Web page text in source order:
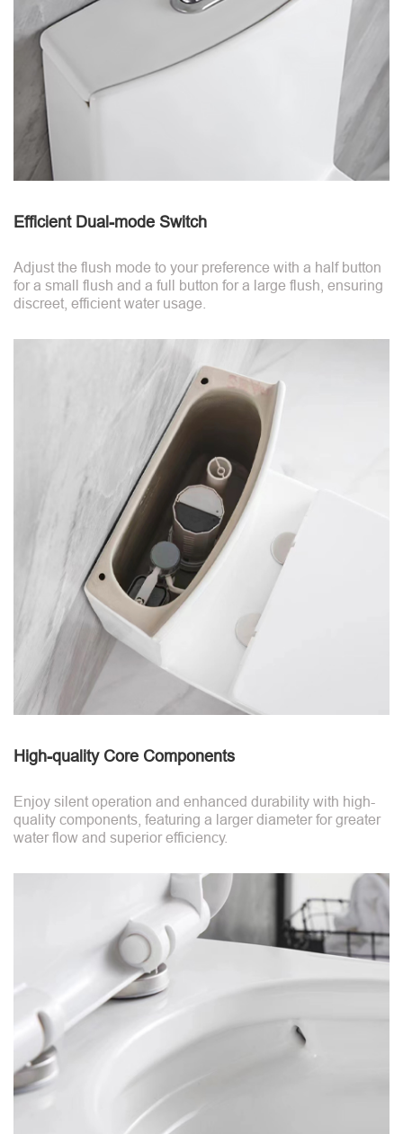
Efficient Dual-mode Switch
Adjust the flush mode to your preference with a half button
for a small flush and a full button for a large flush, ensuring
discreet, efficient water usage.
High-quality Core Components
Enjoy silent operation and enhanced durability with high-
quality components, featuring a larger diameter for greater
water flow and superior efficiency.